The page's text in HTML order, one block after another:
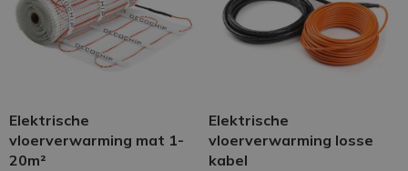
Elektrische
vloerverwarming mat 1-
20m²
Elektrische
vloerverwarming losse
kabel